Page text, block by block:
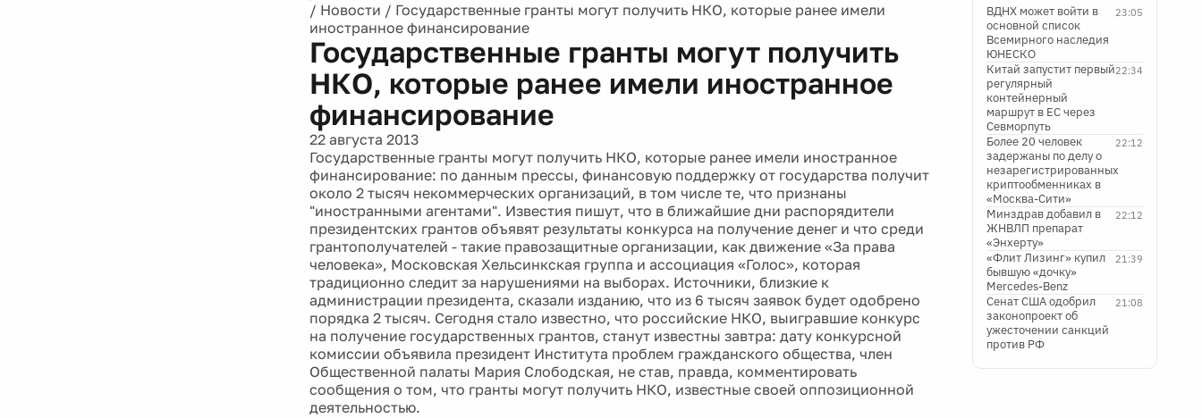
/ Новости / Государственные гранты могут получить НКО, которые ранее имели
иностранное финансирование
Государственные гранты могут получить
НКО, которые ранее имели иностранное
финансирование
22 августа 2013
Государственные гранты могут получить НКО, которые ранее имели иностранное
финансирование: по данным прессы, финансовую поддержку от государства получит
около 2 тысяч некоммерческих организаций, в том числе те, что признаны
"иностранными агентами". Известия пишут, что в ближайшие дни распорядители
президентских грантов объявят результаты конкурса на получение денег и что среди
грантополучателей - такие правозащитные организации, как движение «За права
человека», Московская Хельсинкская группа и ассоциация «Голос», которая
традиционно следит за нарушениями на выборах. Источники, близкие к
администрации президента, сказали изданию, что из 6 тысяч заявок будет одобрено
порядка 2 тысяч. Сегодня стало известно, что российские НКО, выигравшие конкурс
на получение государственных грантов, станут известны завтра: дату конкурсной
комиссии объявила президент Института проблем гражданского общества, член
Общественной палаты Мария Слободская, не став, правда, комментировать
сообщения о том, что гранты могут получить НКО, известные своей оппозиционной
деятельностью.
23:05
ВДНХ может войти в
основной список
Всемирного наследия
ЮНЕСКО
22:34
Китай запустит первый
регулярный
контейнерный
маршрут в ЕС через
Севморпуть
22:12
Более 20 человек
задержаны по делу о
незарегистрированных
криптообменниках в
«Москва-Сити»
22:12
Минздрав добавил в
ЖНВЛП препарат
«Энхерту»
21:39
«Флит Лизинг» купил
бывшую «дочку»
Mercedes-Benz
21:08
Сенат США одобрил
законопроект об
ужесточении санкций
против РФ